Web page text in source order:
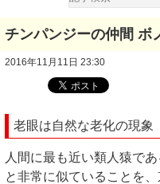
チンパンジーの仲間 ボ
2016年11月11日 23:30
老眼は自然な老化の現象
人間に最も近い類人猿で
と非常に似ていることを